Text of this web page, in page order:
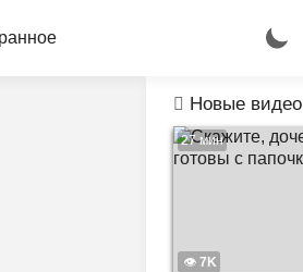
Новые видео
27 мин
7K